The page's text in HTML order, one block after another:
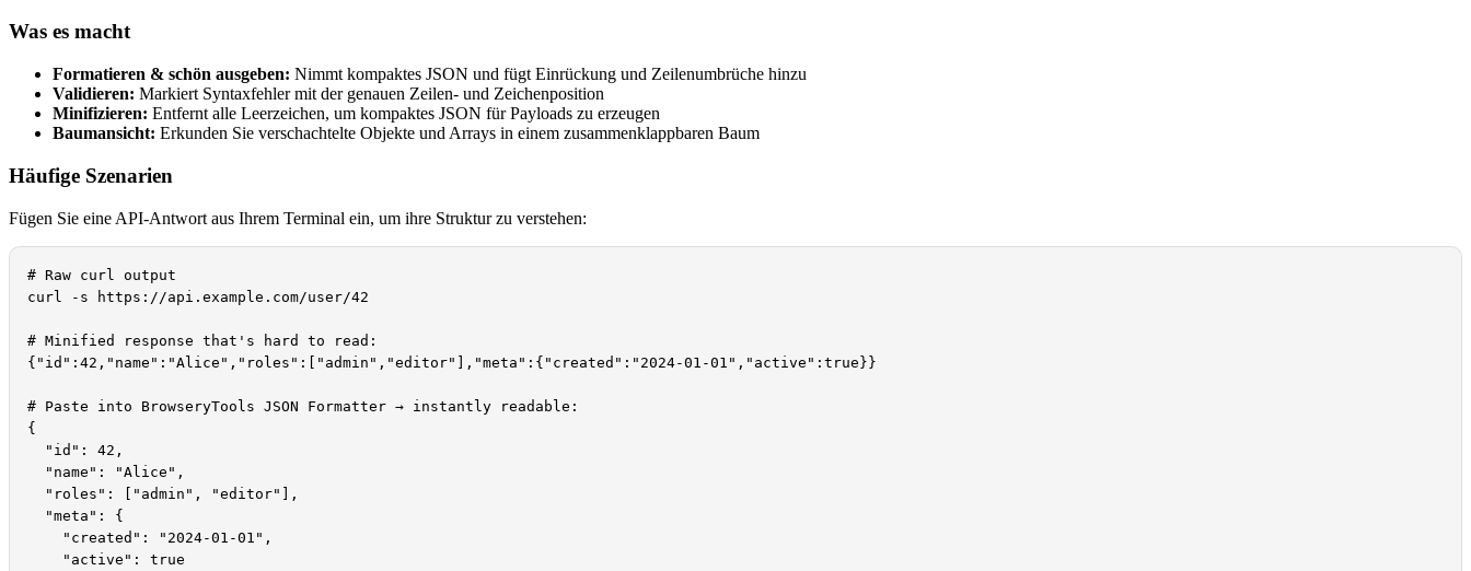
Was es macht
Formatieren & schön ausgeben: Nimmt kompaktes JSON und fügt Einrückung und Zeilenumbrüche hinzu
Validieren: Markiert Syntaxfehler mit der genauen Zeilen- und Zeichenposition
Minifizieren: Entfernt alle Leerzeichen, um kompaktes JSON für Payloads zu erzeugen
Baumansicht: Erkunden Sie verschachtelte Objekte und Arrays in einem zusammenklappbaren Baum
Häufige Szenarien
Fügen Sie eine API-Antwort aus Ihrem Terminal ein, um ihre Struktur zu verstehen:
# Raw curl output
curl -s https://api.example.com/user/42
# Minified response that's hard to read:
{"id":42,"name":"Alice","roles":["admin","editor"],"meta":{"created":"2024-01-01","active":true}}
# Paste into BrowseryTools JSON Formatter → instantly readable:
{
  "id": 42,
  "name": "Alice",
  "roles": ["admin", "editor"],
  "meta": {
    "created": "2024-01-01",
    "active": true